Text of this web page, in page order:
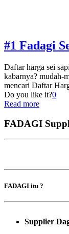
#1 Fadagi
Daftar harga sei
kabarnya? mudah-
mencari Daftar
Do you like it?0
Read more
FADAGI
FADAGI itu ?
Supplier